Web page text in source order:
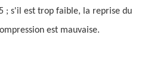
; s'il est trop faible, la reprise du
est mauvaise.